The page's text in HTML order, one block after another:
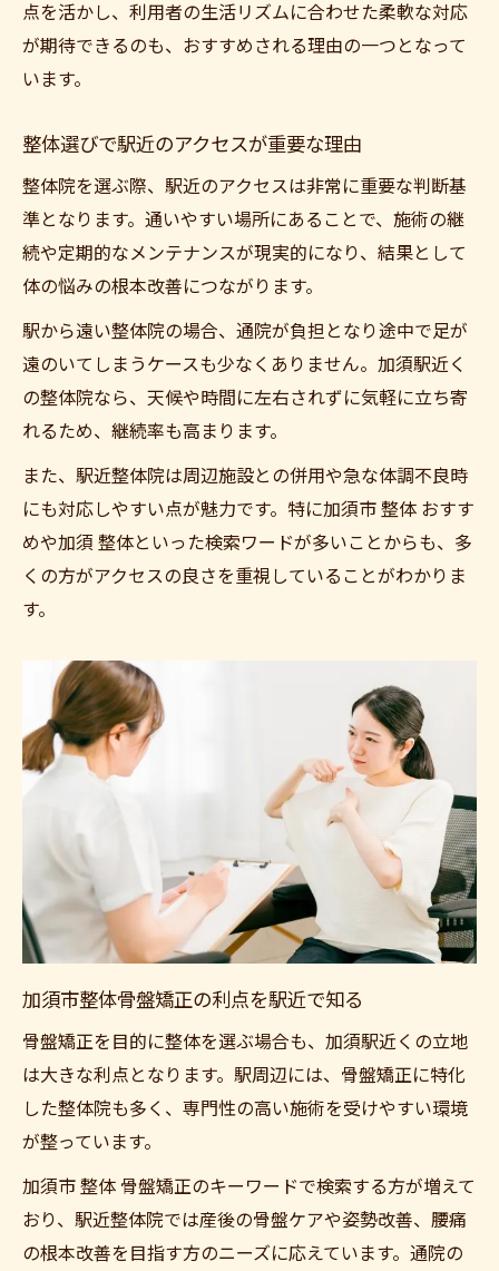
点を活かし、利用者の生活リズムに合わせた柔軟な対応
が期待できるのも、おすすめされる理由の一つとなって
います。
整体選びで駅近のアクセスが重要な理由
整体院を選ぶ際、駅近のアクセスは非常に重要な判断基
準となります。通いやすい場所にあることで、施術の継
続や定期的なメンテナンスが現実的になり、結果として
体の悩みの根本改善につながります。
駅から遠い整体院の場合、通院が負担となり途中で足が
遠のいてしまうケースも少なくありません。加須駅近く
の整体院なら、天候や時間に左右されずに気軽に立ち寄
れるため、継続率も高まります。
また、駅近整体院は周辺施設との併用や急な体調不良時
にも対応しやすい点が魅力です。特に加須市 整体 おすす
めや加須 整体といった検索ワードが多いことからも、多
くの方がアクセスの良さを重視していることがわかりま
す。
加須市整体骨盤矯正の利点を駅近で知る
骨盤矯正を目的に整体を選ぶ場合も、加須駅近くの立地
は大きな利点となります。駅周辺には、骨盤矯正に特化
した整体院も多く、専門性の高い施術を受けやすい環境
が整っています。
加須市 整体 骨盤矯正のキーワードで検索する方が増えて
おり、駅近整体院では産後の骨盤ケアや姿勢改善、腰痛
の根本改善を目指す方のニーズに応えています。通院の